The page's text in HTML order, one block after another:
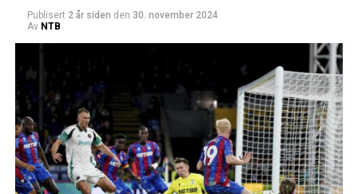
Publisert 2 år siden den 30. november 2024
Av NTB